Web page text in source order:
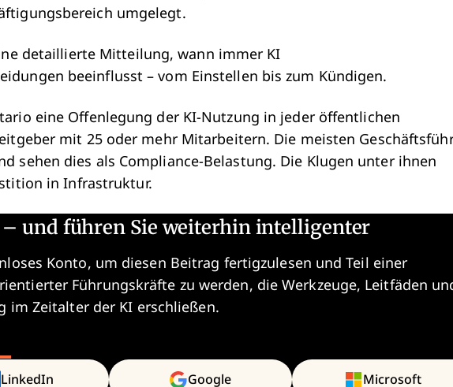
umgelegt.
detaillierte Mitteilung, wann immer KI
beeinflusst – vom Einstellen bis zum Kündigen.
eine Offenlegung der KI-Nutzung in jeder öffentlichen
mit 25 oder mehr Mitarbeitern. Die meisten
sehen dies als Compliance-Belastung. Die Klugen unter ihnen
in Infrastruktur.
– und führen Sie weiterhin intelligenter
Konto, um diesen Beitrag fertigzulesen und Teil einer
Führungskräfte zu werden, die Werkzeuge, Leitfäden
im Zeitalter der KI erschließen.
LinkedIn Google Microsoft